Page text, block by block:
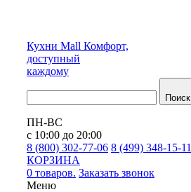
Кухни Mall Комфорт,
доступный
каждому
Поиск
ПН-ВС
с 10:00 до 20:00
8 (800) 302-77-06 8 (499) 348-15-11
КОРЗИНА
0 товаров. Заказать звонок
Меню